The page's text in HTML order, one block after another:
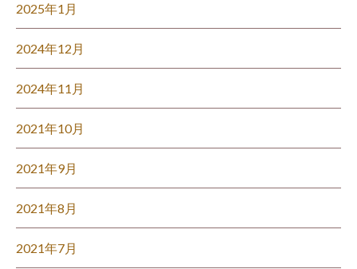
2025年1月
2024年12月
2024年11月
2021年10月
2021年9月
2021年8月
2021年7月